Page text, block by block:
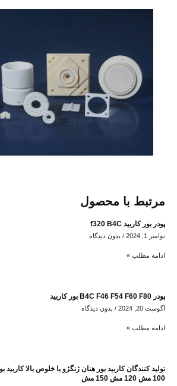
مرتبط با محصول
پودر بور کاربید f320 B4C
نوامبر 1, 2024 بدون دیدگاه
ادامه مطلب »
پودر B4C F46 F54 F60 F80 بور کاربید
آگوست 20, 2024 بدون دیدگاه
ادامه مطلب »
تولید کنندگان کاربید بور هنان ژنگژو با خلوص بالا کاربید
100 مش 120 مش 150 مش